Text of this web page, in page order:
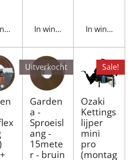
In winkelwagenIn
Uitverkocht
Garden
a -
Sproeisl
ang -
15mete
r - bruin
Sale!
Ozaki
Kettings
lijper
mini
pro
(montag